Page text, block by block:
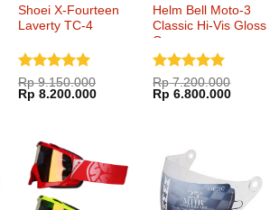
Shoei X-Fourteen
Laverty TC-4
Dinilai5
dari 5
Rp9.150.000
Harga
aslinya
Rp 8.200.000Harga
Helm Bell Moto-3
Classic Hi-Vis Gloss
Orange
Dinilai5
dari 5
Rp7.200.000
Harga
aslinya
Rp 6.800.000Harga